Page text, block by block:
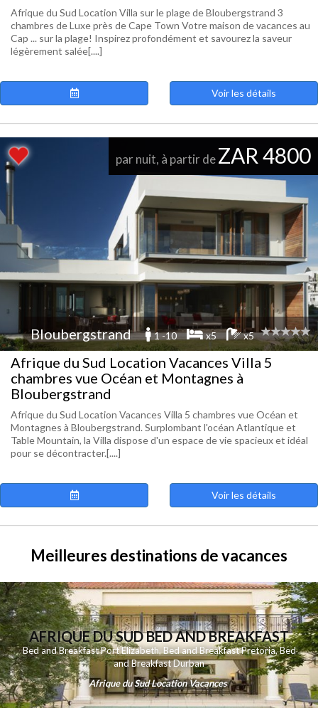
Afrique du Sud Location Villa sur le plage de Bloubergstrand 3
chambres de Luxe près de Cape Town Votre maison de vacances au
Cap ... sur la plage! Inspirez profondément et savourez la saveur
légèrement salée[....]
Voir les détails
par nuit, à partir deZAR 4800
Bloubergstrand 1 -10 x5 x5
Afrique du Sud Location Vacances Villa 5
chambres vue Océan et Montagnes à
Bloubergstrand
Afrique du Sud Location Vacances Villa 5 chambres vue Océan et
Montagnes à Bloubergstrand. Surplombant l'océan Atlantique et
Table Mountain, la Villa dispose d'un espace de vie spacieux et idéal
pour se décontracter.[....]
Voir les détails
Meilleures destinations de vacances
AFRIQUE DU SUD BED AND BREAKFAST
Bed and Breakfast Port Elizabeth,Bed and Breakfast Pretoria,Bed
and Breakfast Durban
Afrique du Sud Location Vacances